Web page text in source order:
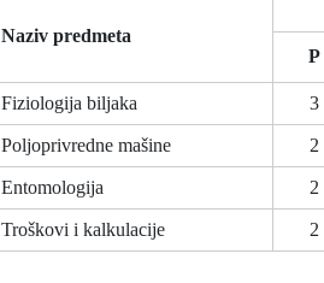
Naziv predmeta
P
Fiziologija biljaka 3
Poljoprivredne mašine 2
Entomologija 2
Troškovi i kalkulacije 2